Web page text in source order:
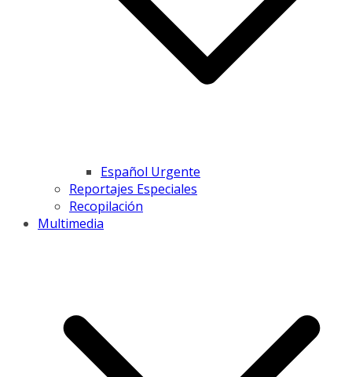
Español Urgente
Reportajes Especiales
Recopilación
Multimedia